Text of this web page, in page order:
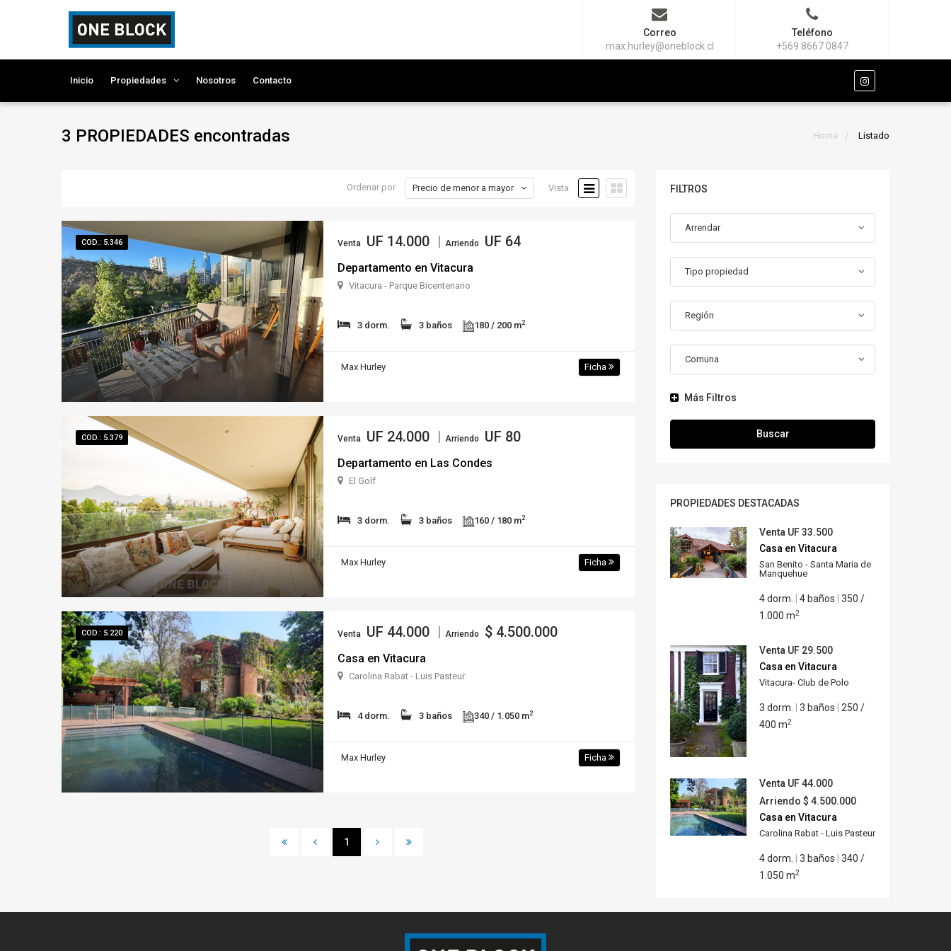
Correo
max.hurley@oneblock.cl
Teléfono
+569 8667 0847
Inicio Propiedades Nosotros Contacto
3 PROPIEDADES encontradas Home Listado
Ordenar por Precio de menor a mayor Vista
COD.: 5.346 Venta UF 14.000 | Arriendo UF 64
Departamento en Vitacura
Vitacura - Parque Bicentenario
3 dorm. 3 baños 180 / 200 m2
Max Hurley Ficha
COD.: 5.379 Venta UF 24.000 | Arriendo UF 80
Departamento en Las Condes
El Golf
3 dorm. 3 baños 160 / 180 m2
Max Hurley Ficha
COD.: 5.220 Venta UF 44.000 | Arriendo $ 4.500.000
Casa en Vitacura
Carolina Rabat - Luis Pasteur
4 dorm. 3 baños 340 / 1.050 m2
Max Hurley Ficha
1
FILTROS
Arrendar
Tipo propiedad
Región
Comuna
Más Filtros
Buscar
PROPIEDADES DESTACADAS
Venta UF 33.500
Casa en Vitacura
San Benito - Santa Maria de
Manquehue
4 dorm. 4 baños
350 /
1.000 m2
Venta UF 29.500
Casa en Vitacura
Vitacura- Club de Polo
3 dorm. 3 baños
250 /
400 m2
Venta UF 44.000
Arriendo $ 4.500.000
Casa en Vitacura
Carolina Rabat - Luis Pasteur
4 dorm. 3 baños
340 /
1.050 m2